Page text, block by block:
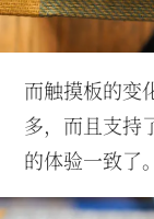
而触摸板的变
多，而且支持
的体验一致了。